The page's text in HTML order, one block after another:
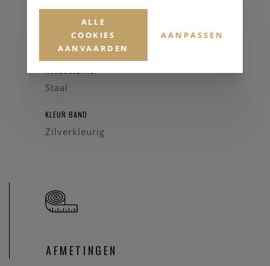
Saffierglas
Staal
KLEUR BAND
Zilverkleurig
AFMETINGEN
ALLE
COOKIES
AANVAARDEN
AANPASSEN